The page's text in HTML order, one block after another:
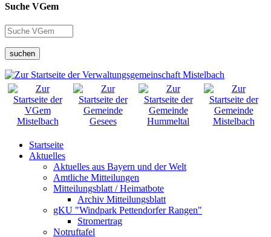
Suche VGem
suchen
Startseite
Aktuelles
Aktuelles aus Bayern und der Welt
Amtliche Mitteilungen
Mitteilungsblatt / Heimatbote
Archiv Mitteilungsblatt
gKU "Windpark Pettendorfer Rangen"
Stromertrag
Notruftafel